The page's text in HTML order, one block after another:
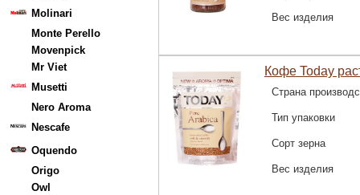
Molinari
Monte Perello
Movenpick
Mr Viet
Musetti
Nero Aroma
Nescafe
Oquendo
Origo
Owl
Вес изделия
Кофе Today
Страна
Тип упаковки
Сорт зерна
Вес изделия